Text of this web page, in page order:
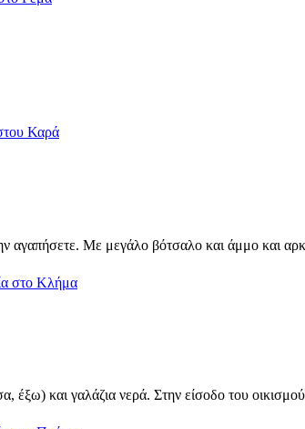
αγαπήσετε. Με μεγάλο βότσαλο και άμμο και
έξω) και γαλάζια νερά. Στην είσοδο του οικισμού